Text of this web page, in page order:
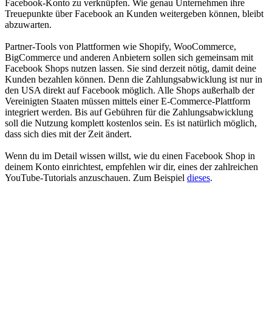
Facebook-Konto zu verknüpfen. Wie genau Unternehmen ihre
Treuepunkte über Facebook an Kunden weitergeben können, bleibt
abzuwarten.
Partner-Tools von Plattformen wie Shopify, WooCommerce,
BigCommerce und anderen Anbietern sollen sich gemeinsam mit
Facebook Shops nutzen lassen. Sie sind derzeit nötig, damit deine
Kunden bezahlen können. Denn die Zahlungsabwicklung ist nur in
den USA direkt auf Facebook möglich. Alle Shops außerhalb der
Vereinigten Staaten müssen mittels einer E-Commerce-Plattform
integriert werden. Bis auf Gebühren für die Zahlungsabwicklung
soll die Nutzung komplett kostenlos sein. Es ist natürlich möglich,
dass sich dies mit der Zeit ändert.
Wenn du im Detail wissen willst, wie du einen Facebook Shop in
deinem Konto einrichtest, empfehlen wir dir, eines der zahlreichen
YouTube-Tutorials anzuschauen. Zum Beispiel dieses.